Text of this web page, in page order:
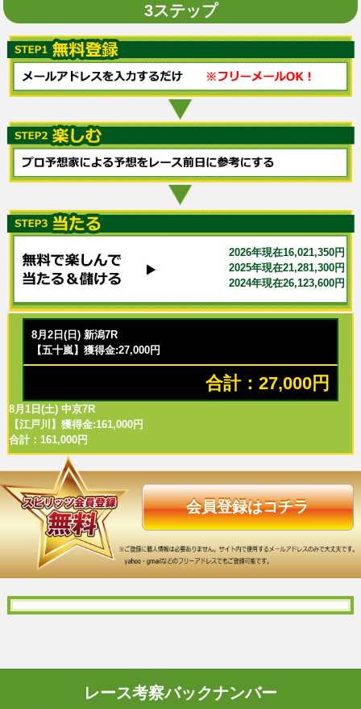
3ステップ
2026年現在16,021,350円
2025年現在21,281,300円
2024年現在26,123,600円
8月2日(日) 新潟7R
【五十嵐】獲得金:27,000円
合計：27,000円
8月1日(土) 中京7R
【江戸川】獲得金:161,000円
合計：161,000円
会員登録はコチラ
レース考察バックナンバー